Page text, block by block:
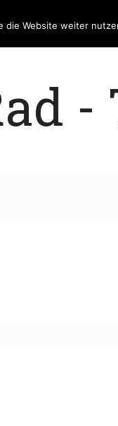
die Website weiter